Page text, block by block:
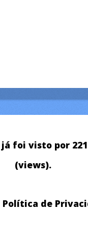
foi visto por
(views).
Política de